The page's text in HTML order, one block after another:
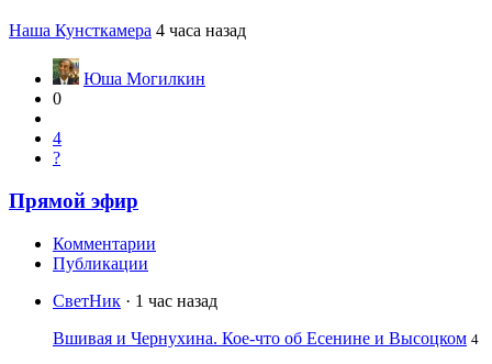
Наша Кунсткамера 4 часа назад
Юша Могилкин
0
4
?
Прямой эфир
Комментарии
Публикации
СветНик · 1 час назад
Вшивая и Чернухина. Кое-что об Есенине и Высоцком 4